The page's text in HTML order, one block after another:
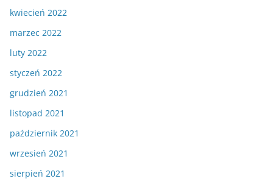
kwiecień 2022
marzec 2022
luty 2022
styczeń 2022
grudzień 2021
listopad 2021
październik 2021
wrzesień 2021
sierpień 2021